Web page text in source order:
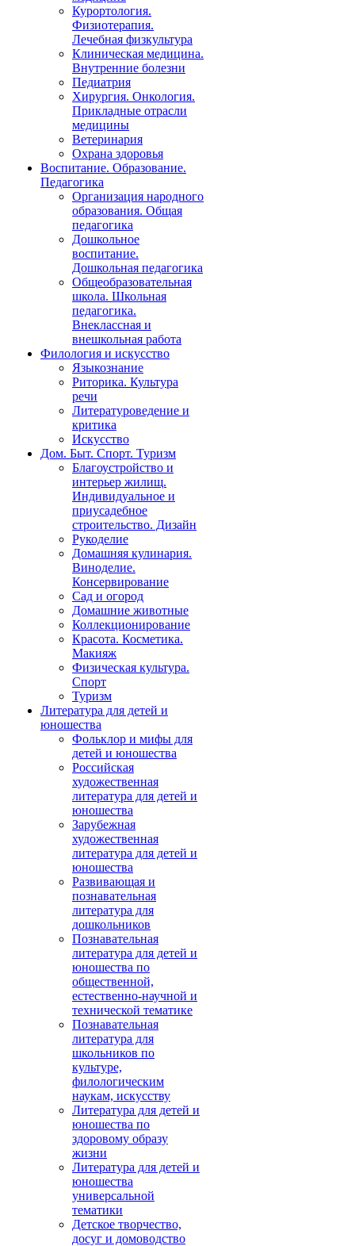
Курортология.
Физиотерапия.
Лечебная физкультура
Клиническая медицина.
Внутренние болезни
Педиатрия
Хирургия. Онкология.
Прикладные отрасли
медицины
Ветеринария
Охрана здоровья
Воспитание. Образование.
Педагогика
Организация народного
образования. Общая
педагогика
Дошкольное
воспитание.
Дошкольная педагогика
Общеобразовательная
школа. Школьная
педагогика.
Внеклассная и
внешкольная работа
Филология и искусство
Языкознание
Риторика. Культура
речи
Литературоведение и
критика
Искусство
Дом. Быт. Спорт. Туризм
Благоустройство и
интерьер жилищ.
Индивидуальное и
приусадебное
строительство. Дизайн
Рукоделие
Домашняя кулинария.
Виноделие.
Консервирование
Сад и огород
Домашние животные
Коллекционирование
Красота. Косметика.
Макияж
Физическая культура.
Спорт
Туризм
Литература для детей и
юношества
Фольклор и мифы для
детей и юношества
Российская
художественная
литература для детей и
юношества
Зарубежная
художественная
литература для детей и
юношества
Развивающая и
познавательная
литература для
дошкольников
Познавательная
литература для детей и
юношества по
общественной,
естественно-научной и
технической тематике
Познавательная
литература для
школьников по
культуре,
филологическим
наукам, искусству
Литература для детей и
юношества по
здоровому образу
жизни
Литература для детей и
юношества
универсальной
тематики
Детское творчество,
досуг и домоводство